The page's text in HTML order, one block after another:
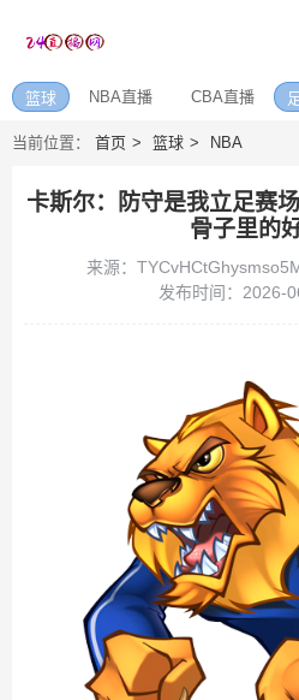
篮球 NBA直播 CBA直播
当前位置： 首页 篮球 NBA
卡斯尔：防守是我立足赛
骨子里的
来源：
发布时间：2026-